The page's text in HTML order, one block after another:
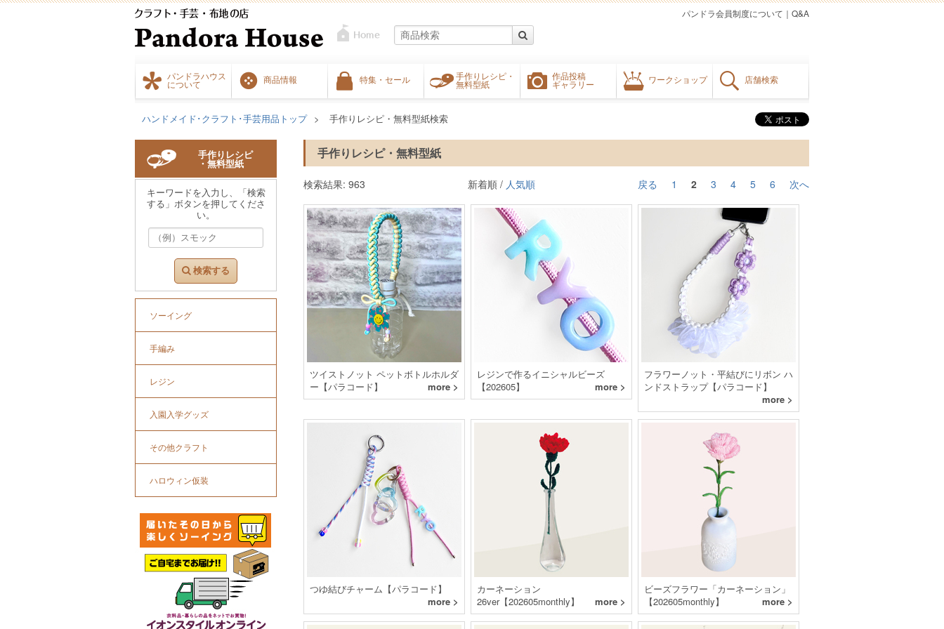
パンドラハウス
について
商品情報 特集・セール
手作りレシピ・
無料型紙
作品投稿
ギャラリー
ワークショップ 店舗検索
Q&A
｜
パンドラ会員制度について
ハンドメイド･クラフト･手芸用品トップ 手作りレシピ・無料型紙検索
手作りレシピ・無料型紙
検索結果: 963 戻る 1 2 3 4 5 6 次へ
新着順 / 人気順
ツイストノット ペットボトルホルダ
ー【パラコード】
more >
レジンで作るイニシャルビーズ
【202605】
more >
フラワーノット・平結びにリボン ハ
ンドストラップ【パラコード】
more >
つゆ結びチャーム【パラコード】
more >
カーネーション
26ver【202605monthly】
more >
ビーズフラワー「カーネーション」
【202605monthly】
more >
手作りレシピ
・無料型紙
キーワードを入力し、「検索
する」ボタンを押してくださ
い。
検索する
ソーイング
手編み
レジン
入園入学グッズ
その他クラフト
ハロウィン仮装